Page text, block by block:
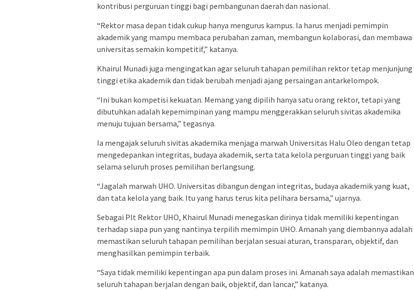
kontribusi perguruan tinggi bagi pembangunan daerah dan nasional.
“Rektor masa depan tidak cukup hanya mengurus kampus. Ia harus menjadi pemimpin
akademik yang mampu membaca perubahan zaman, membangun kolaborasi, dan membawa
universitas semakin kompetitif,” katanya.
Khairul Munadi juga mengingatkan agar seluruh tahapan pemilihan rektor tetap menjunjung
tinggi etika akademik dan tidak berubah menjadi ajang persaingan antarkelompok.
“Ini bukan kompetisi kekuatan. Memang yang dipilih hanya satu orang rektor, tetapi yang
dibutuhkan adalah kepemimpinan yang mampu menggerakkan seluruh sivitas akademika
menuju tujuan bersama,” tegasnya.
Ia mengajak seluruh sivitas akademika menjaga marwah Universitas Halu Oleo dengan tetap
mengedepankan integritas, budaya akademik, serta tata kelola perguruan tinggi yang baik
selama seluruh proses pemilihan berlangsung.
“Jagalah marwah UHO. Universitas dibangun dengan integritas, budaya akademik yang kuat,
dan tata kelola yang baik. Itu yang harus terus kita pelihara bersama,” ujarnya.
Sebagai Plt Rektor UHO, Khairul Munadi menegaskan dirinya tidak memiliki kepentingan
terhadap siapa pun yang nantinya terpilih memimpin UHO. Amanah yang diembannya adalah
memastikan seluruh tahapan pemilihan berjalan sesuai aturan, transparan, objektif, dan
menghasilkan pemimpin terbaik.
“Saya tidak memiliki kepentingan apa pun dalam proses ini. Amanah saya adalah memastikan
seluruh tahapan berjalan dengan baik, objektif, dan lancar,” katanya.